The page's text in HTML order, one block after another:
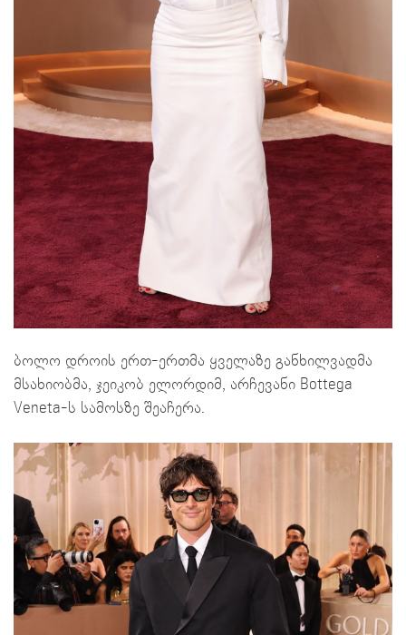
ბოლო დროის ერთ-ერთმა ყველაზე განხილვადმა
მსახიობმა, ჯეიკობ ელორდიმ, არჩევანი Bottega
Veneta-ს სამოსზე შეაჩერა.